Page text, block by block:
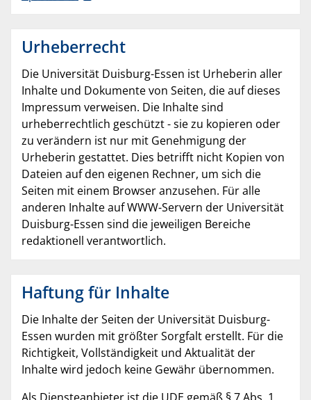
Urheberrecht
Die Universität Duisburg-Essen ist Urheberin aller
Inhalte und Dokumente von Seiten, die auf dieses
Impressum verweisen. Die Inhalte sind
urheberrechtlich geschützt - sie zu kopieren oder
zu verändern ist nur mit Genehmigung der
Urheberin gestattet. Dies betrifft nicht Kopien von
Dateien auf den eigenen Rechner, um sich die
Seiten mit einem Browser anzusehen. Für alle
anderen Inhalte auf WWW-Servern der Universität
Duisburg-Essen sind die jeweiligen Bereiche
redaktionell verantwortlich.
Haftung für Inhalte
Die Inhalte der Seiten der Universität Duisburg-
Essen wurden mit größter Sorgfalt erstellt. Für die
Richtigkeit, Vollständigkeit und Aktualität der
Inhalte wird jedoch keine Gewähr übernommen.